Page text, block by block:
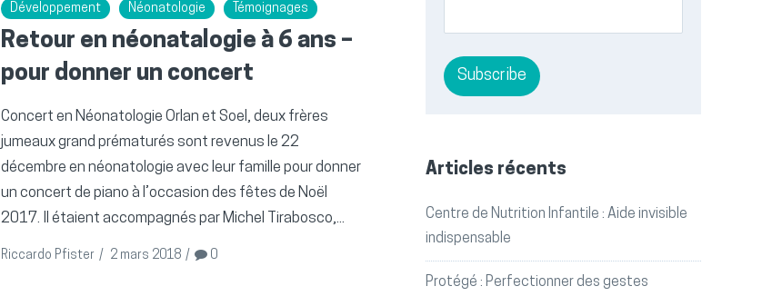
Développement Néonatologie Témoignages
Retour en néonatalogie à 6 ans –
pour donner un concert
Concert en Néonatologie Orlan et Soel, deux frères
jumeaux grand prématurés sont revenus le 22
décembre en néonatologie avec leur famille pour donner
un concert de piano à l’occasion des fêtes de Noël
2017. Il étaient accompagnés par Michel Tirabosco,...
Riccardo Pfister / 2 mars 2018 / 0
Articles récents
Centre de Nutrition Infantile : Aide invisible
indispensable
Protégé : Perfectionner des gestes